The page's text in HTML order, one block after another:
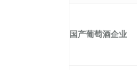
国产葡萄酒企业